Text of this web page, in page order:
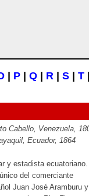
P Q R S T
Cabello, Venezuela,
Ecuador, 1864
y estadista ecuatoriano.
del comerciante
Juan José Aramburu y